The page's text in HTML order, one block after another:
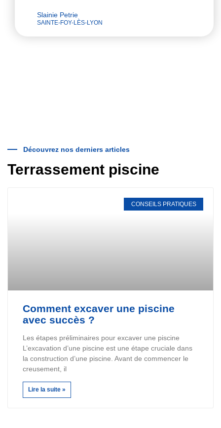
Slainie Petrie
SAINTE-FOY-LÈS-LYON
Découvrez nos derniers articles
Terrassement piscine
CONSEILS PRATIQUES
Comment excaver une piscine
avec succès ?
Les étapes préliminaires pour excaver une piscine
L’excavation d’une piscine est une étape cruciale dans
la construction d’une piscine. Avant de commencer le
creusement, il
Lire la suite »